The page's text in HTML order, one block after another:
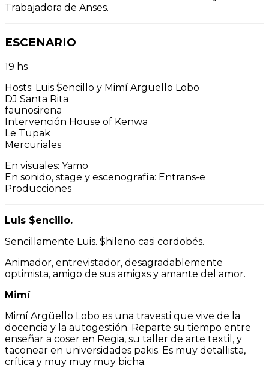
Trabajadora de Anses.
ESCENARIO
19 hs
Hosts: Luis $encillo y Mimí Arguello Lobo
DJ Santa Rita
faunosirena
Intervención House of Kenwa
Le Tupak
Mercuriales
En visuales: Yamo
En sonido, stage y escenografía: Entrans-e
Producciones
Luis $encillo.
Sencillamente Luis. $hileno casi cordobés.
Animador, entrevistador, desagradablemente
optimista, amigo de sus amigxs y amante del amor.
Mimí
Mimí Argüello Lobo es una travesti que vive de la
docencia y la autogestión. Reparte su tiempo entre
enseñar a coser en Regia, su taller de arte textil, y
taconear en universidades pakis. Es muy detallista,
crítica y muy muy muy bicha.